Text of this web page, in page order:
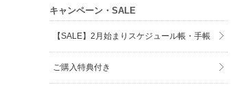
キャンペーン・SALE
【SALE】2月始まりスケジュール帳・手帳
ご購入特典付き